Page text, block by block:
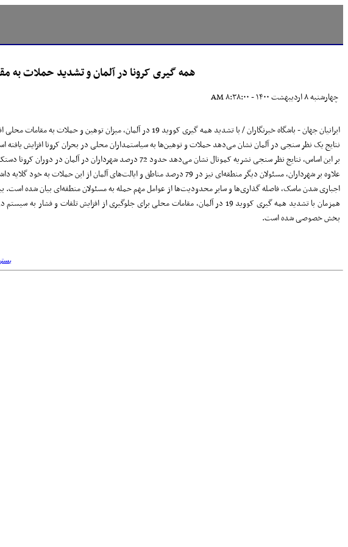
همه گیری کرونا در آلمان و تشدید حملات به
چهارشنبه ۸ اردیبهشت ۱۴۰۰ - ۸:۳۸:۰۰ AM
ایرانیان جهان - باشگاه خبرنگاران / با تشدید همه گیری کووید 19 در آلمان، میزان توهین و حملات به مقامات محلی افزایش یافته است.
نتایج یک نظر سنجی در آلمان نشان می‌دهد حملات و توهین‌ها به سیاستمداران محلی در بحران کرونا افزایش یافته
بر این اساس، نتایج نظر سنجی نشریه کمونال نشان می‌دهد حدود 72 درصد شهرداران در آلمان در دوران کرونا دستکم یک بار مورد توهین، تهدید و حملات فیزیکی قرار گرفته اند و از آن شکایت دارند.
علاوه بر شهرداران، مسئولان دیگر منطقه‌ای نیز در 79 درصد مناطق و ایالت‌های آلمان از این حملات به خود گلایه داشته اند. یک سوم شرکت کنندگان در این نظر سنجی افزایش حملات و توهین را با بحران کرونا مرتبط می‌دانند.
اجباری شدن ماسک، فاصله گذاری‌ها و سایر محدودیت‌ها از عوامل مهم حمله به مسئولان منطقه‌ای بیان شده است. بیش از 3 میلیون و 300 هزار نفر در آلمان به ویروس کرونا مبتلا شده اند. از این میان، نزدیک به 82 هزار تن جان خود را از
همزمان با تشدید همه گیری کووید 19 در آلمان، مقامات محلی برای جلوگیری از
بخش خصوصی شده است.